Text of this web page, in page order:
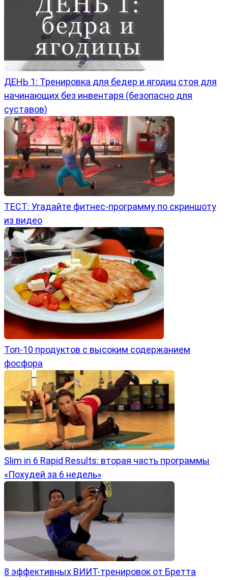
ДЕНЬ 1: Тренировка для бедер и ягодиц стоя для
начинающих без инвентаря (безопасно для
суставов)
ТЕСТ: Угадайте фитнес-программу по скриншоту
из видео
Топ-10 продуктов с высоким содержанием
фосфора
Slim in 6 Rapid Results: вторая часть программы
«Похудей за 6 недель»
8 эффективных ВИИТ-тренировок от Бретта